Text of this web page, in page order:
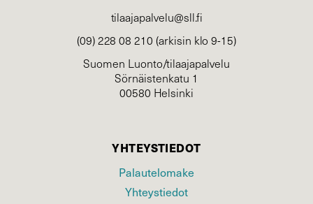
tilaajapalvelu@sll.fi
(09) 228 08 210 (arkisin klo 9-15)
Suomen Luonto/tilaajapalvelu
Sörnäistenkatu 1
00580 Helsinki
YHTEYSTIEDOT
Palautelomake
Yhteystiedot